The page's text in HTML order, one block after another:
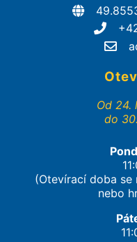
Od 24.
do
(Otevírací doba
nebo